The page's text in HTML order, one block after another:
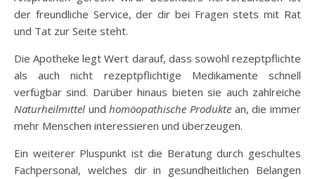
der freundliche Service, der dir bei Fragen stets mit Rat
und Tat zur Seite steht.
Die Apotheke legt Wert darauf, dass sowohl rezeptpflichte
als auch nicht rezeptpflichtige Medikamente schnell
verfügbar sind. Darüber hinaus bieten sie auch zahlreiche
Naturheilmittel undhomöopathische Produkte an, die immer
mehr Menschen interessieren und überzeugen.
Ein weiterer Pluspunkt ist die Beratung durch geschultes
Fachpersonal, welches dir in gesundheitlichen Belangen